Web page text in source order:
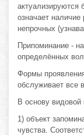
актуализируются
означает
непрочных
Припоминание -
определённых
Формы
обслуживает все
В основу
1) объект
чувства.